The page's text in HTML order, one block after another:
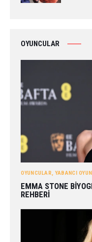
OYUNCULAR
OYUNCULAR, YABANCI
EMMA STONE
REHBERI